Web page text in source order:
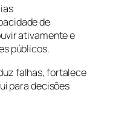
de
ativamente e
públicos.
falhas, fortalece
para decisões